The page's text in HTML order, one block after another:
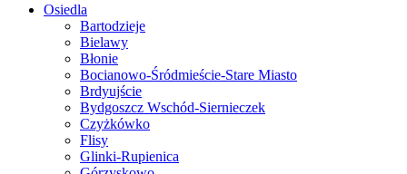
Osiedla
Bartodzieje
Bielawy
Błonie
Bocianowo-Śródmieście-Stare Miasto
Brdyujście
Bydgoszcz Wschód-Siernieczek
Czyżkówko
Flisy
Glinki-Rupienica